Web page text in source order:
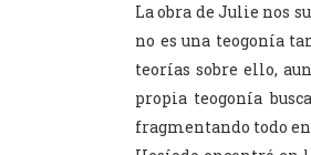
La obra de Julie nos
no es una teogonía
teorías sobre ello,
propia teogonía
fragmentando todo